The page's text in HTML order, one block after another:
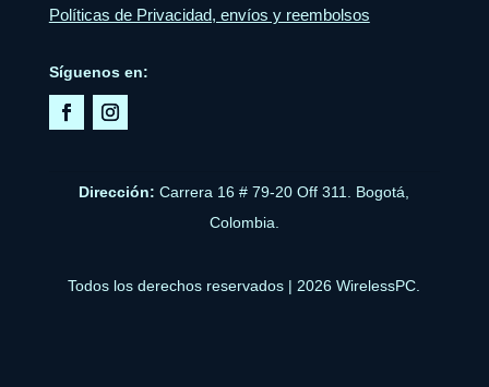
Políticas de Privacidad, envíos y reembolsos
Síguenos en:
Dirección:Carrera 16 # 79-20 Off 311. Bogotá,
Colombia.
Todos los derechos reservados | 2026 WirelessPC.